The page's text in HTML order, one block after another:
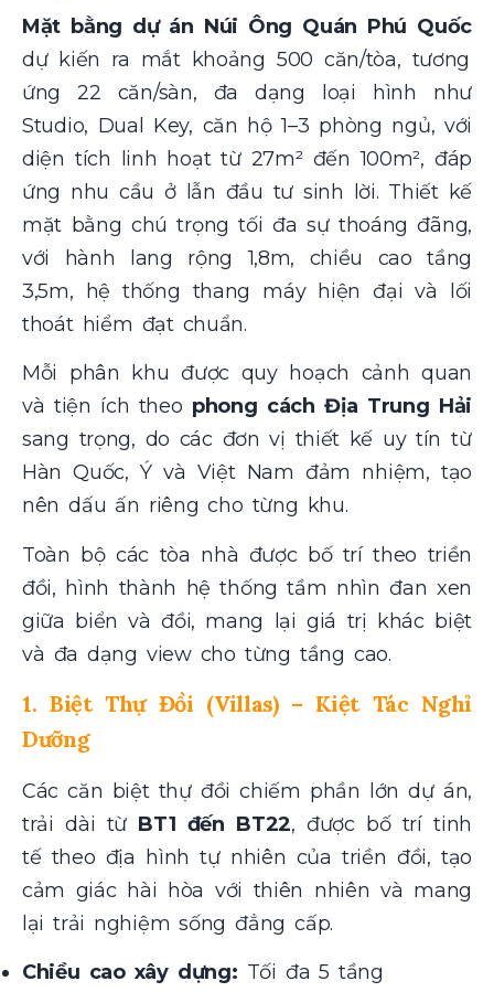
Mặt bằng dự án Núi Ông Quán Phú Quốc
dự kiến ra mắt khoảng 500 căn/tòa, tương
ứng 22 căn/sàn, đa dạng loại hình như
Studio, Dual Key, căn hộ 1–3 phòng ngủ, với
diện tích linh hoạt từ 27m² đến 100m², đáp
ứng nhu cầu ở lẫn đầu tư sinh lời. Thiết kế
mặt bằng chú trọng tối đa sự thoáng đãng,
với hành lang rộng 1,8m, chiều cao tầng
3,5m, hệ thống thang máy hiện đại và lối
thoát hiểm đạt chuẩn.
Mỗi phân khu được quy hoạch cảnh quan
và tiện ích theo phong cách Địa Trung Hải
sang trọng, do các đơn vị thiết kế uy tín từ
Hàn Quốc, Ý và Việt Nam đảm nhiệm, tạo
nên dấu ấn riêng cho từng khu.
Toàn bộ các tòa nhà được bố trí theo triền
đồi, hình thành hệ thống tầm nhìn đan xen
giữa biển và đồi, mang lại giá trị khác biệt
và đa dạng view cho từng tầng cao.
1. Biệt Thự Đồi (Villas) – Kiệt Tác Nghỉ
Dưỡng
Các căn biệt thự đồi chiếm phần lớn dự án,
trải dài từ BT1 đến BT22, được bố trí tinh
tế theo địa hình tự nhiên của triền đồi, tạo
cảm giác hài hòa với thiên nhiên và mang
lại trải nghiệm sống đẳng cấp.
Chiều cao xây dựng: Tối đa 5 tầng